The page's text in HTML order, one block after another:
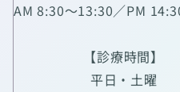
AM 8:30～13:30／PM
【診療時間】
平日・土曜